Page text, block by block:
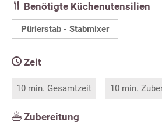
Benötigte Küchenutensilien
Pürierstab - Stabmixer
Zeit
10 min. Gesamtzeit 10 min.
Zubereitung